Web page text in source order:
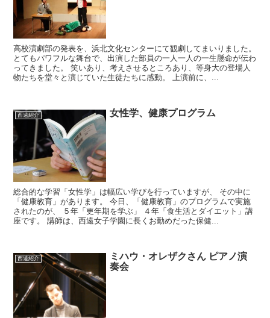
高校演劇部の発表を、浜北文化センターにて観劇してまいりました。
とてもパワフルな舞台で、出演した部員の一人一人の一生懸命が伝わ
ってきました。 笑いあり、考えさせるところあり、等身大の登場人
物たちを堂々と演じていた生徒たちに感動。 上演前に、...
西遠紹介 女性学、健康プログラム
総合的な学習「女性学」は幅広い学びを行っていますが、 その中に
「健康教育」があります。 今日、「健康教育」のプログラムで実施
されたのが、 ５年「更年期を学ぶ」 ４年「食生活とダイエット」講
座です。 講師は、西遠女子学園に長くお勤めだった保健...
西遠紹介
ミハウ・オレザクさん ピアノ演
奏会